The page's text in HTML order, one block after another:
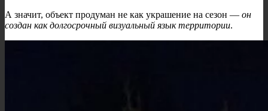
А значит, объект продуман не как украшение на сезон — он
создан как долгосрочный визуальный язык территории.